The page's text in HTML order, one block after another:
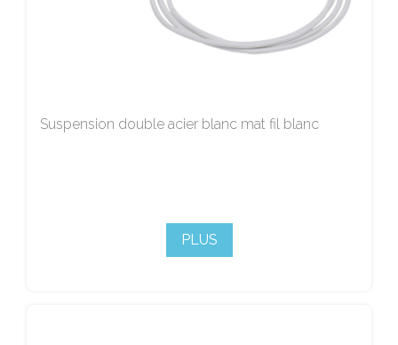
Suspension double acier blanc mat fil blanc
PLUS